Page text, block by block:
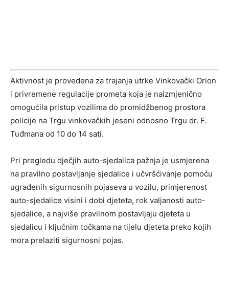
Aktivnost je provedena za trajanja utrke Vinkovački Orion
i privremene regulacije prometa koja je naizmjenično
omogućila pristup vozilima do promidžbenog prostora
policije na Trgu vinkovačkih jeseni odnosno Trgu dr. F.
Tuđmana od 10 do 14 sati.
Pri pregledu dječjih auto-sjedalica pažnja je usmjerena
na pravilno postavljanje sjedalice i učvršćivanje pomoću
ugrađenih sigurnosnih pojaseva u vozilu, primjerenost
auto-sjedalice visini i dobi djeteta, rok valjanosti auto-
sjedalice, a najviše pravilnom postavljaju djeteta u
sjedalicu i ključnim točkama na tijelu djeteta preko kojih
mora prelaziti sigurnosni pojas.